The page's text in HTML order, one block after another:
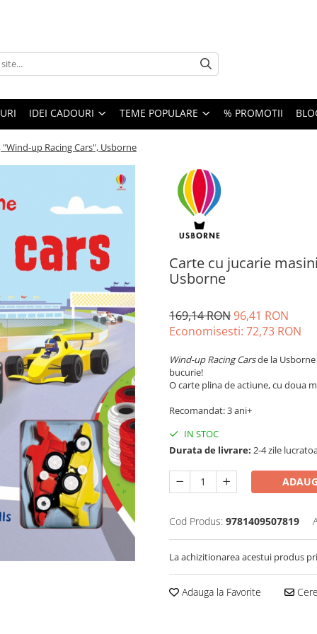
IDEI CADOURI TEME POPULARE % PROMOTII
up Racing Cars", Usborne
Carte cu jucarie
Usborne
169,14 RON96,41 RON
Economisesti: 72,73 RON
Wind-up Racing Carsde la
bucurie!
O carte plina de actiune, cu doua
Recomandat: 3 ani+
IN STOC
Durata de livrare: 2-4 zile
Cod Produs: 9781409507819
La achizitionarea acestui produs
Adauga la Favorite